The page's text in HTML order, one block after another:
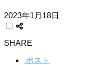
2023年1月18日
SHARE
ポスト